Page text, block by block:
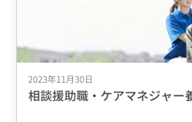
2023年11月30日
相談援助職・ケアマネジャー